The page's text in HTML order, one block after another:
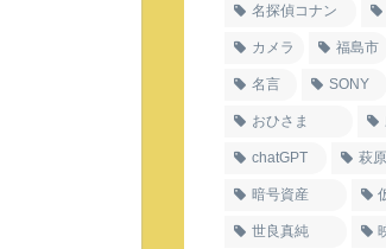
名探偵コナン
カメラ 福島市
名言 SONY
おひさま
chatGPT 萩
暗号資産
世良真純